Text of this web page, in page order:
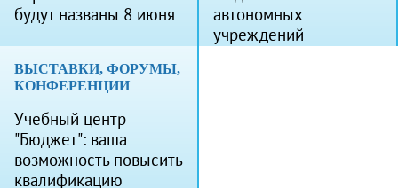
будут названы 8 июня
автономных
учреждений
ВЫСТАВКИ, ФОРУМЫ,
КОНФЕРЕНЦИИ
Учебный центр
"Бюджет": ваша
возможность повысить
квалификацию